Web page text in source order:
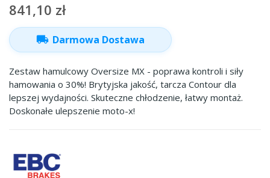
841,10 zł
local_shipping Darmowa Dostawa
Zestaw hamulcowy Oversize MX - poprawa kontroli i siły
hamowania o 30%! Brytyjska jakość, tarcza Contour dla
lepszej wydajności. Skuteczne chłodzenie, łatwy montaż.
Doskonałe ulepszenie moto-x!